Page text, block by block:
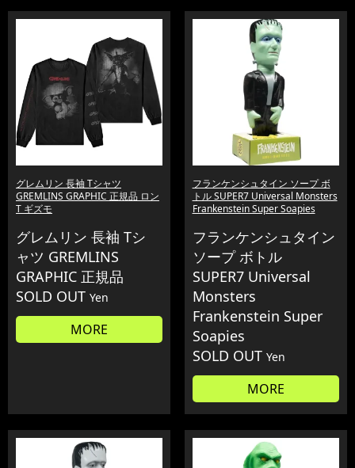
グレムリン 長袖 Tシャツ
GREMLINS GRAPHIC 正規品 ロン
T ギズモ
グレムリン 長袖 Tシ
ャツ GREMLINS
GRAPHIC 正規品
SOLD OUT Yen
MORE
フランケンシュタイン ソープ ボ
トル SUPER7 Universal Monsters
Frankenstein Super Soapies
フランケンシュタイン
ソープ ボトル
SUPER7 Universal
Monsters
Frankenstein Super
Soapies
SOLD OUT Yen
MORE